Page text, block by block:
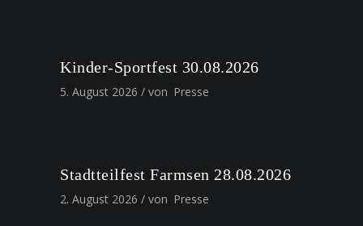
Kinder-Sportfest 30.08.2026
5. August 2026 von Presse
Stadtteilfest Farmsen 28.08.2026
2. August 2026 von Presse